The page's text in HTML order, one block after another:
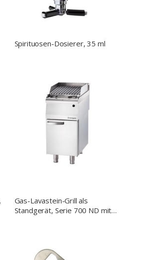
Spirituosen-Dosierer, 35 ml
Gas-Lavastein-Grill als
Standgerät, Serie 700 ND mit